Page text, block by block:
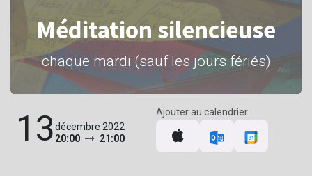
Méditation silencieuse
chaque mardi (sauf les jours fériés)
13décembre 2022
20:00
21:00
Ajouter au calendrier :